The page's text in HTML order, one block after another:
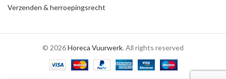
Verzenden & herroepingsrecht
© 2026Horeca Vuurwerk. All rights reserved